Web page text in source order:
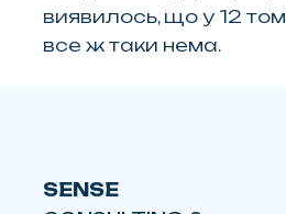
виявилось, що у 12
все ж таки нема.
SENSE